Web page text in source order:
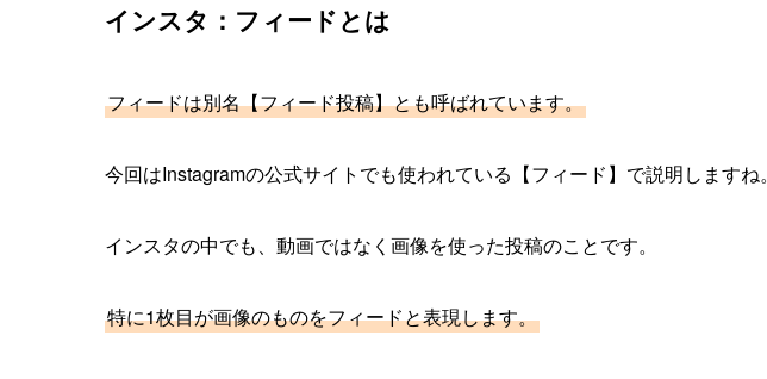
インスタ：フィードとは
フィードは別名【フィード投稿】とも呼ばれています。
今回はInstagramの公式サイトでも使われている【フィード】で説明しますね。
インスタの中でも、動画ではなく画像を使った投稿のことです。
特に1枚目が画像のものをフィードと表現します。